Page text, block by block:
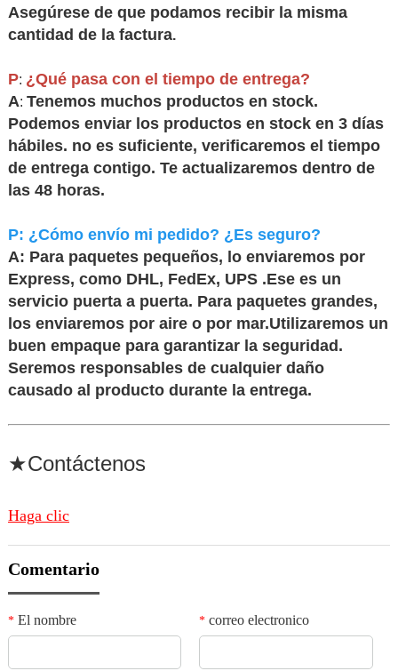
Asegúrese de que podamos recibir la misma
cantidad de la factura.
P: ¿Qué pasa con el tiempo de entrega?
A: Tenemos muchos productos en stock.
Podemos enviar los productos en stock en 3 días
hábiles. no es suficiente, verificaremos el tiempo
de entrega contigo. Te actualizaremos dentro de
las 48 horas.
P: ¿Cómo envío mi pedido? ¿Es seguro?
A: Para paquetes pequeños, lo enviaremos por
Express, como DHL, FedEx, UPS .Ese es un
servicio puerta a puerta. Para paquetes grandes,
los enviaremos por aire o por mar.Utilizaremos un
buen empaque para garantizar la seguridad .
Seremos responsables de cualquier daño
causado al producto durante la entrega.
★Contáctenos
Haga clic
Comentario
*El nombre *correo electronico